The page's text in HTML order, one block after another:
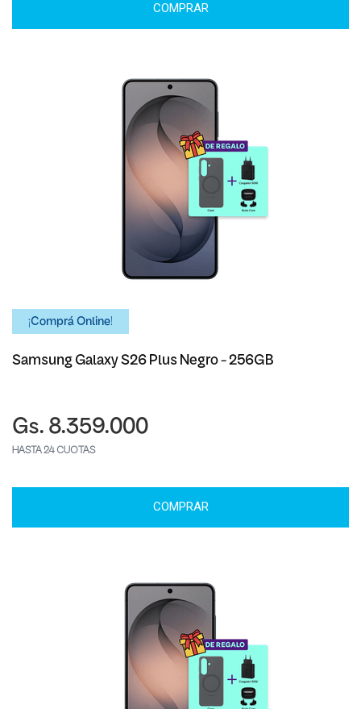
COMPRAR
¡Comprá Online!
Samsung Galaxy S26 Plus Negro - 256GB
Gs. 8.359.000
HASTA 24 CUOTAS
COMPRAR